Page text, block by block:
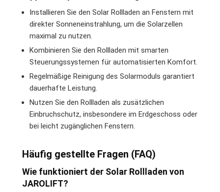
Installieren Sie den Solar Rollladen an Fenstern mit
direkter Sonneneinstrahlung, um die Solarzellen
maximal zu nutzen.
Kombinieren Sie den Rollladen mit smarten
Steuerungssystemen für automatisierten Komfort.
Regelmäßige Reinigung des Solarmoduls garantiert
dauerhafte Leistung.
Nutzen Sie den Rollladen als zusätzlichen
Einbruchschutz, insbesondere im Erdgeschoss oder
bei leicht zugänglichen Fenstern.
Häufig gestellte Fragen (FAQ)
Wie funktioniert der Solar Rollladen von
JAROLIFT?